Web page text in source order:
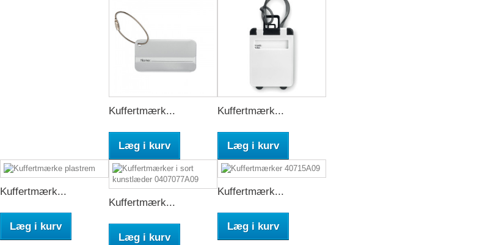
Kuffertmærk...
Læg i kurv
Kuffertmærk...
Læg i kurv
Kuffertmærk...
Læg i kurv
Kuffertmærk...
Læg i kurv
Kuffertmærk...
Læg i kurv